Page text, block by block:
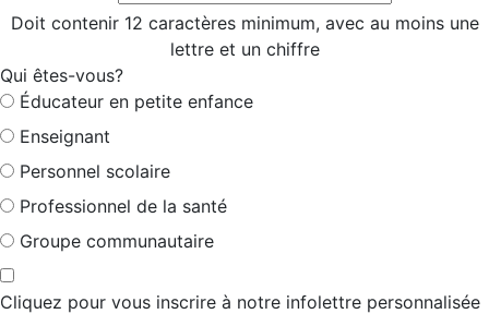
Doit contenir 12 caractères minimum, avec au moins une
lettre et un chiffre
Qui êtes-vous?
Éducateur en petite enfance
Enseignant
Personnel scolaire
Professionnel de la santé
Groupe communautaire
Cliquez pour vous inscrire à notre infolettre personnalisée